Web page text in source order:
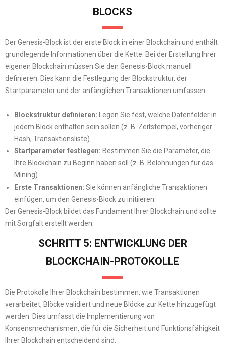
BLOCKS
Der Genesis-Block ist der erste Block in einer Blockchain und enthält
grundlegende Informationen über die Kette. Bei der Erstellung Ihrer
eigenen Blockchain müssen Sie den Genesis-Block manuell
definieren. Dies kann die Festlegung der Blockstruktur, der
Startparameter und der anfänglichen Transaktionen umfassen.
Blockstruktur definieren: Legen Sie fest, welche Datenfelder in
jedem Block enthalten sein sollen (z. B. Zeitstempel, vorheriger
Hash, Transaktionsliste).
Startparameter festlegen: Bestimmen Sie die Parameter, die
Ihre Blockchain zu Beginn haben soll (z. B. Belohnungen für das
Mining).
Erste Transaktionen: Sie können anfängliche Transaktionen
einfügen, um den Genesis-Block zu initiieren.
Der Genesis-Block bildet das Fundament Ihrer Blockchain und sollte
mit Sorgfalt erstellt werden.
SCHRITT 5: ENTWICKLUNG DER
BLOCKCHAIN-PROTOKOLLE
Die Protokolle Ihrer Blockchain bestimmen, wie Transaktionen
verarbeitet, Blöcke validiert und neue Blöcke zur Kette hinzugefügt
werden. Dies umfasst die Implementierung von
Konsensmechanismen, die für die Sicherheit und Funktionsfähigkeit
Ihrer Blockchain entscheidend sind.